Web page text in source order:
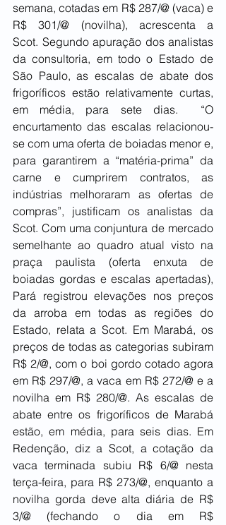
semana, cotadas em R$ 287/@ (vaca) e
R$ 301/@ (novilha), acrescenta a
Scot. Segundo apuração dos analistas
da consultoria, em todo o Estado de
São Paulo, as escalas de abate dos
frigoríficos estão relativamente curtas,
em média, para sete dias.  “O
encurtamento das escalas relacionou-
se com uma oferta de boiadas menor e,
para garantirem a “matéria-prima” da
carne e cumprirem contratos, as
indústrias melhoraram as ofertas de
compras”, justificam os analistas da
Scot. Com uma conjuntura de mercado
semelhante ao quadro atual visto na
praça paulista (oferta enxuta de
boiadas gordas e escalas apertadas),
Pará registrou elevações nos preços
da arroba em todas as regiões do
Estado, relata a Scot. Em Marabá, os
preços de todas as categorias subiram
R$ 2/@, com o boi gordo cotado agora
em R$ 297/@, a vaca em R$ 272/@ e a
novilha em R$ 280/@. As escalas de
abate entre os frigoríficos de Marabá
estão, em média, para seis dias. Em
Redenção, diz a Scot, a cotação da
vaca terminada subiu R$ 6/@ nesta
terça-feira, para R$ 273/@, enquanto a
novilha gorda deve alta diária de R$
3/@ (fechando o dia em R$